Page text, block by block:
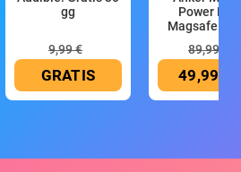
gg
9,99 €
GRATIS
Power
Magsafe
89,99 €
49,99 €